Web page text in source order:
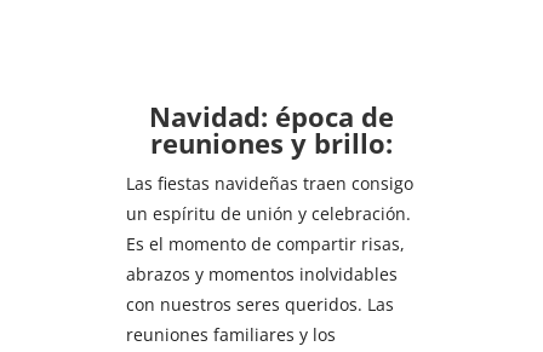
Navidad: época de
reuniones y brillo:
Las fiestas navideñas traen consigo
un espíritu de unión y celebración.
Es el momento de compartir risas,
abrazos y momentos inolvidables
con nuestros seres queridos. Las
reuniones familiares y los